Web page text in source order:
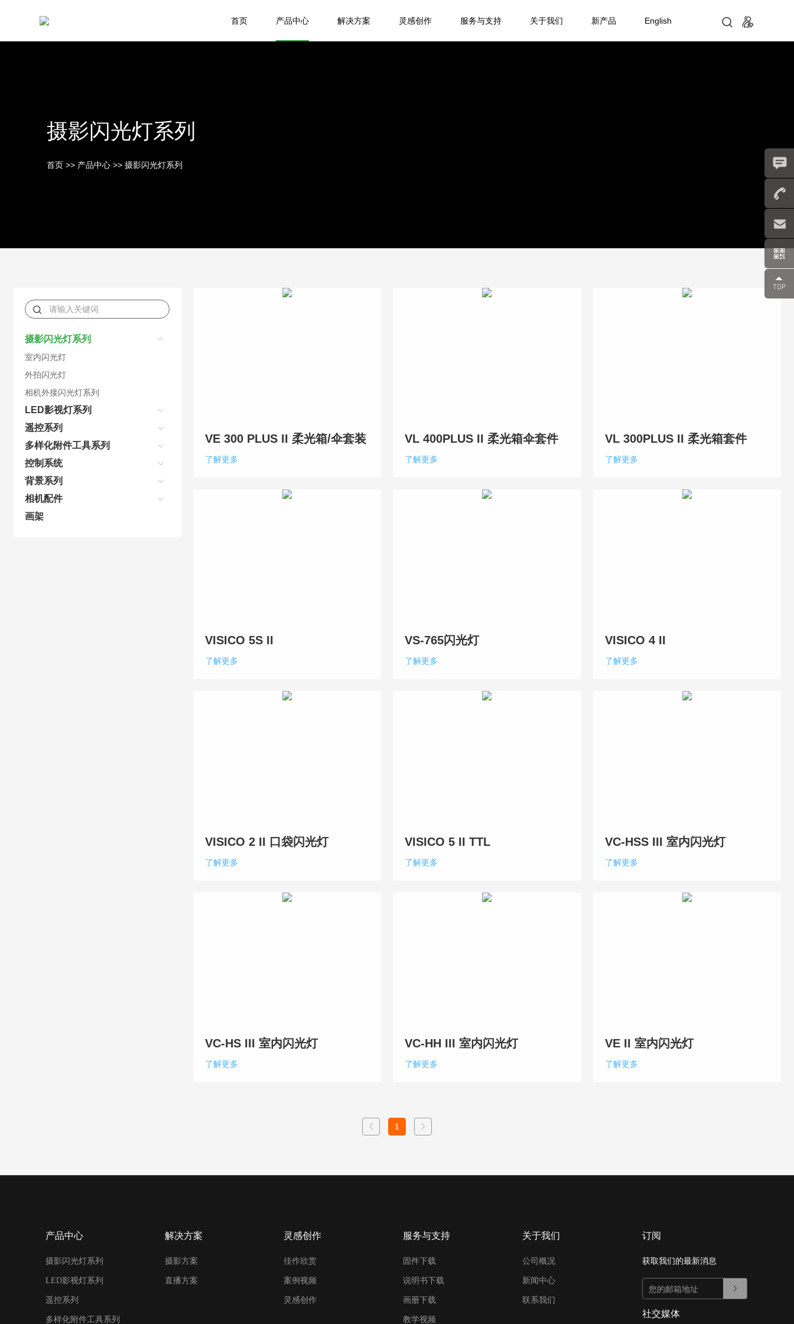
首页 产品中心 解决方案 灵感创作 服务与支持 关于我们 新产品 English
摄影闪光灯系列
首页 >> 产品中心 >>摄影闪光灯系列
摄影闪光灯系列
室内闪光灯
外拍闪光灯
相机外接闪光灯系列
LED影视灯系列
遥控系列
多样化附件工具系列
控制系统
背景系列
相机配件
画架
VE 300 PLUS II 柔光箱/伞套装
了解更多
VL 400PLUS II 柔光箱伞套件
了解更多
VL 300PLUS II 柔光箱套件
了解更多
VISICO 5S II
了解更多
VS-765闪光灯
了解更多
VISICO 4 II
了解更多
VISICO 2 II 口袋闪光灯
了解更多
VISICO 5 II TTL
了解更多
VC-HSS III 室内闪光灯
了解更多
VC-HS III 室内闪光灯
了解更多
VC-HH III 室内闪光灯
了解更多
VE II 室内闪光灯
了解更多
1
产品中心
摄影闪光灯系列
LED影视灯系列
遥控系列
多样化附件工具系列
解决方案
摄影方案
直播方案
灵感创作
佳作欣赏
案例视频
灵感创作
服务与支持
固件下载
说明书下载
画册下载
教学视频
关于我们
公司概况
新闻中心
联系我们
订阅
获取我们的最新消息
社交媒体